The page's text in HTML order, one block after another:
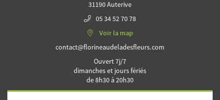
31190 Auterive
05 34 52 70 78
Voir la map
Ouvert 7j/7
dimanches et jours fériés
de 8h30 à 20h30